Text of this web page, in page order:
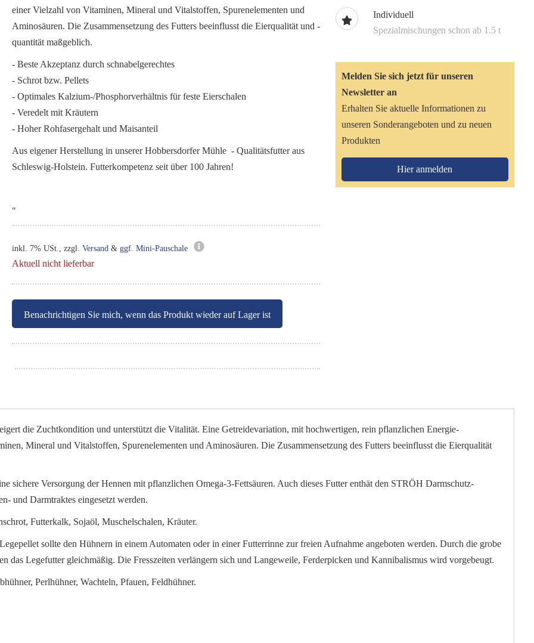
inkl. 7% USt., zzgl. Versand& ggf. Mini-Pauschale
Aktuell nicht lieferbar
Benachrichtigen Sie mich, wenn das Produkt wieder auf Lager ist
einer Vielzahl von Vitaminen, Mineral und Vitalstoffen, Spurenelementen und
Aminosäuren. Die Zusammensetzung des Futters beeinflusst die Eierqualität und -
quantität maßgeblich.
- Beste Akzeptanz durch schnabelgerechtes
- Schrot bzw. Pellets
- Optimales Kalzium-/Phosphorverhältnis für feste Eierschalen
- Veredelt mit Kräutern
- Hoher Rohfasergehalt und Maisanteil
Aus eigener Herstellung in unserer Hobbersdorfer Mühle - Qualitätsfutter aus
Schleswig-Holstein. Futterkompetenz seit über 100 Jahren!
"
Individuell
Spezialmischungen schon ab 1.5 t
Melden Sie sich jetzt für unseren
Newsletter an
Erhalten Sie aktuelle Informationen zu
unseren Sonderangeboten und zu neuen
Produkten
Hier anmelden
die Zuchtkondition und unterstützt die Vitalität. Eine Getreidevariation, mit hochwertigen, rein pflanzlichen Energie-
Mineral und Vitalstoffen, Spurenelementen und Aminosäuren. Die Zusammensetzung des Futters beeinflusst die Eierqualität
sichere Versorgung der Hennen mit pflanzlichen Omega-3-Fettsäuren. Auch dieses Futter enthät den STRÖH Darmschutz-
und Darmtraktes eingesetzt werden.
Futterkalk, Sojaöl, Muschelschalen, Kräuter.
sollte den Hühnern in einem Automaten oder in einer Futterrinne zur freien Aufnahme angeboten werden. Durch die grobe
das Legefutter gleichmäßig. Die Fresszeiten verlängern sich und Langeweile, Ferderpicken und Kannibalismus wird vorgebeugt.
Perlhühner, Wachteln, Pfauen, Feldhühner.